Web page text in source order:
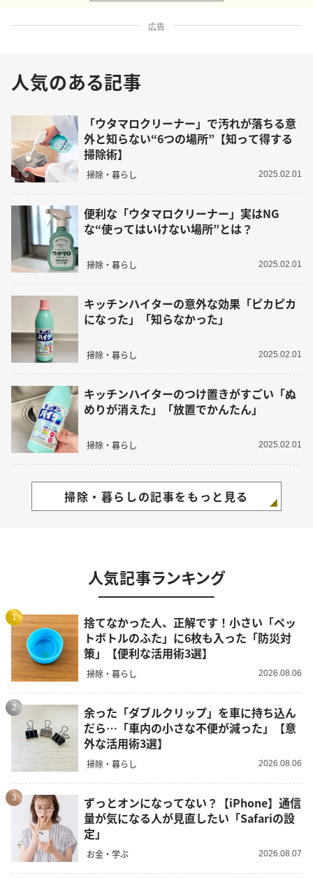
広告
人気のある記事
「ウタマロクリーナー」で汚れが落ちる意
外と知らない“6つの場所”【知って得する
掃除術】
掃除・暮らし 2025.02.01
便利な「ウタマロクリーナー」実はNG
な“使ってはいけない場所”とは？
掃除・暮らし 2025.02.01
キッチンハイターの意外な効果「ピカピカ
になった」「知らなかった」
掃除・暮らし 2025.02.01
キッチンハイターのつけ置きがすごい「ぬ
めりが消えた」「放置でかんたん」
掃除・暮らし 2025.02.01
掃除・暮らしの記事をもっと見る
人気記事ランキング
1
捨てなかった人、正解です！小さい「ペッ
トボトルのふた」に6枚も入った「防災対
策」【便利な活用術3選】
掃除・暮らし 2026.08.06
2
余った「ダブルクリップ」を車に持ち込ん
だら…「車内の小さな不便が減った」【意
外な活用術3選】
掃除・暮らし 2026.08.06
3
ずっとオンになってない？【iPhone】通信
量が気になる人が見直したい「Safariの設
定」
お金・学ぶ 2026.08.07